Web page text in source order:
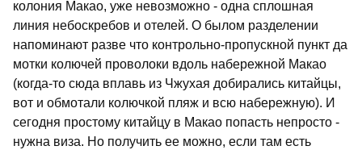
колония Макао, уже невозможно - одна сплошная
линия небоскребов и отелей. О былом разделении
напоминают разве что контрольно-пропускной пункт да
мотки колючей проволоки вдоль набережной Макао
(когда-то сюда вплавь из Чжухая добирались китайцы,
вот и обмотали колючкой пляж и всю набережную). И
сегодня простому китайцу в Макао попасть непросто -
нужна виза. Но получить ее можно, если там есть